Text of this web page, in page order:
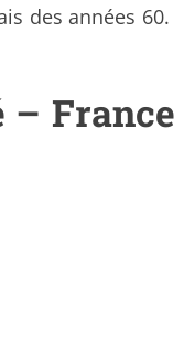
des années 60.
– France